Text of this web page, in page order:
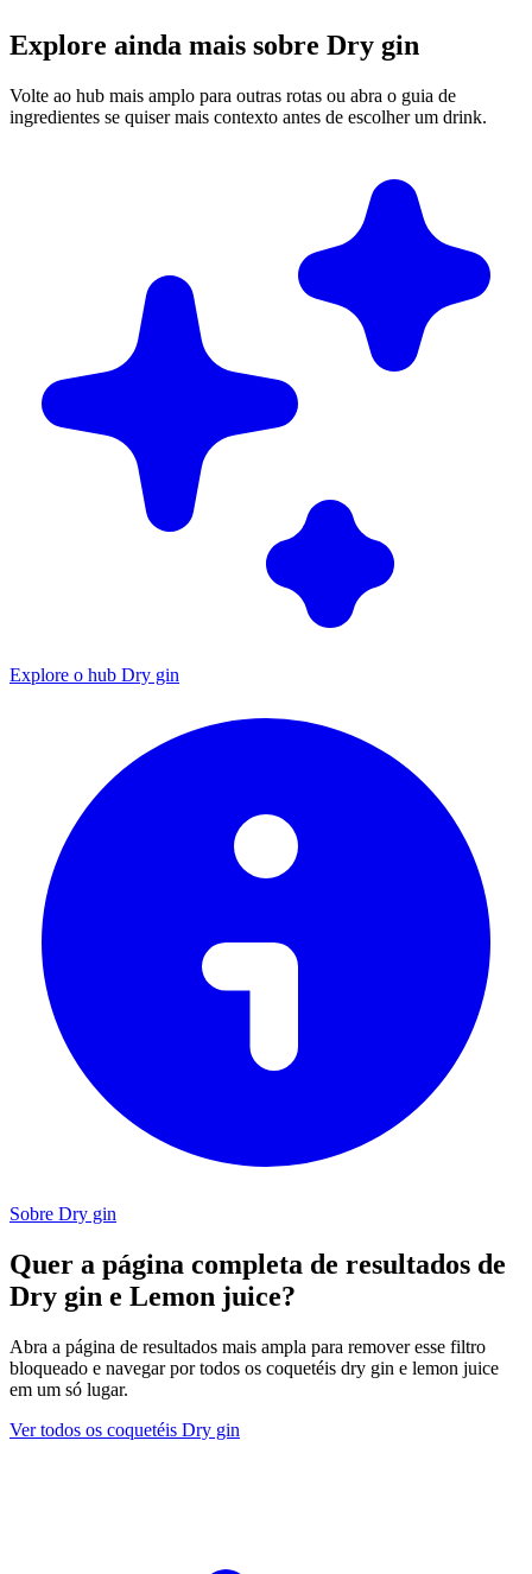
Explore ainda mais sobre Dry gin
Volte ao hub mais amplo para outras rotas ou abra o guia de
ingredientes se quiser mais contexto antes de escolher um drink.
Explore o hub Dry gin
Sobre Dry gin
Quer a página completa de resultados de
Dry gin e Lemon juice?
Abra a página de resultados mais ampla para remover esse filtro
bloqueado e navegar por todos os coquetéis dry gin e lemon juice
em um só lugar.
Ver todos os coquetéis Dry gin